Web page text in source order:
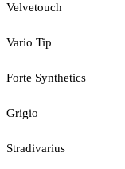
Velvetouch
Vario Tip
Forte Synthetics
Grigio
Stradivarius